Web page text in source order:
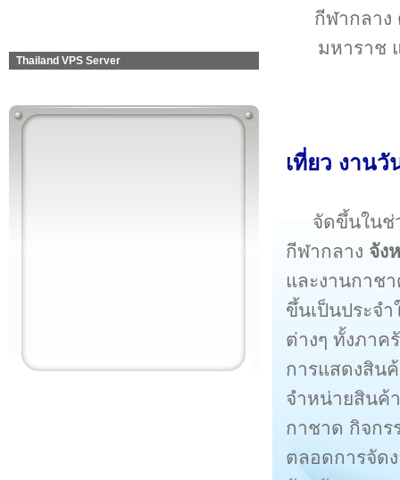
Thailand VPS Server
กีฬากลาง
มหาราช
เที่ยว งาน
จัดขึ้นในช่
กีฬากลาง จัง
และงานกาช
ขึ้นเป็นประจ
ต่างๆ ทั้งภาค
การแสดงสิน
จำหน่ายสินค้
กาชาด กิจกร
ตลอดการจัด